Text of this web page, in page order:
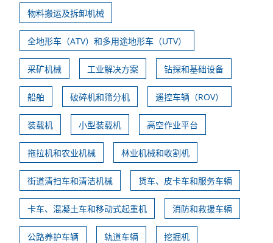
物料搬运及拆卸机械
全地形车（ATV）和多用途地形车（UTV）
采矿机械 工业解决方案 钻探和基础设备
船舶 破碎机和筛分机 遥控车辆（ROV）
装载机 小型装载机 高空作业平台
拖拉机和农业机械 林业机械和收割机
街道清扫车和清洁机械 货车、皮卡车和服务车辆
卡车、混凝土车和移动式起重机 消防和救援车辆
公路养护车辆 轨道车辆 挖掘机